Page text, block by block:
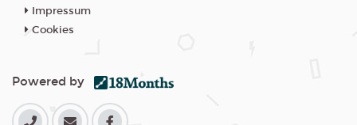
Impressum
Cookies
Powered by